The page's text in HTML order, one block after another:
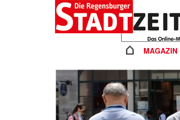
MAGAZIN